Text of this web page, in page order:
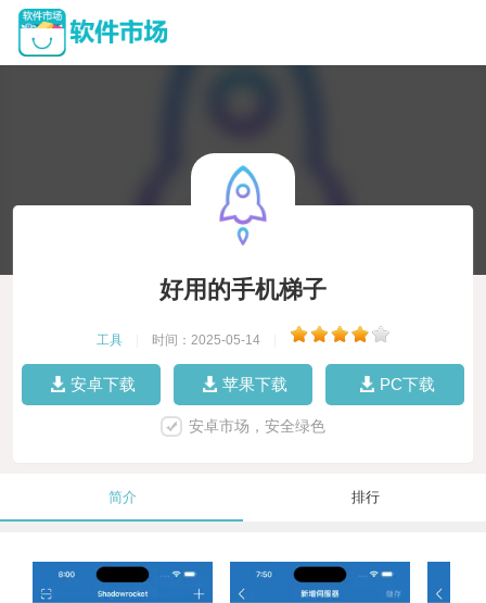
好用的手机梯子
工具 时间：2025-05-14
安卓下载 苹果下载 PC下载
安卓市场，安全绿色
简介 排行